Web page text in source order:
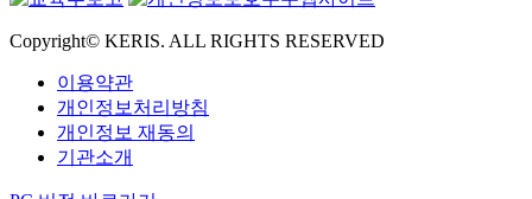
Copyright© KERIS. ALL RIGHTS RESERVED
이용약관
개인정보처리방침
개인정보 재동의
기관소개